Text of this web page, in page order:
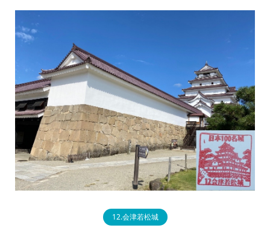
12.会津若松城